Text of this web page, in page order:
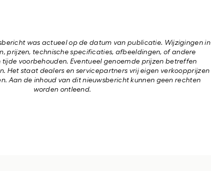
was actueel op de datum van publicatie. Wijzigingen in
prijzen, technische specificaties, afbeeldingen, of andere
voorbehouden. Eventueel genoemde prijzen betreffen
Het staat dealers en servicepartners vrij eigen verkoopprijzen
Aan de inhoud van dit nieuwsbericht kunnen geen rechten
worden ontleend.